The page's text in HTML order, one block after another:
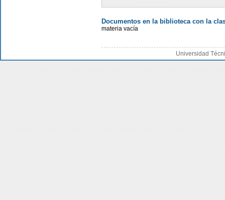
Documentos en la biblioteca con la
materia vacía
Universidad